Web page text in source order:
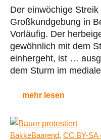
Der einwöchige
Großkundgebung in
Vorläufig. Der
gewöhnlich mit dem
einhergeht, ist …
dem Sturm im
mehr lesen
BakkeBaarend, CC BY-SA